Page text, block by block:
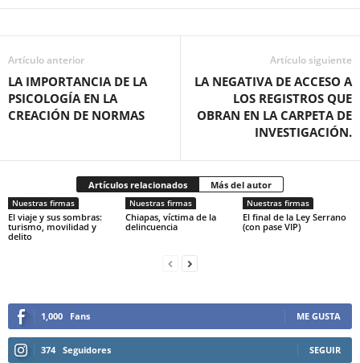
Artículo anterior
LA IMPORTANCIA DE LA
PSICOLOGÍA EN LA
CREACIÓN DE NORMAS
Artículo siguiente
LA NEGATIVA DE ACCESO A
LOS REGISTROS QUE
OBRAN EN LA CARPETA DE
INVESTIGACIÓN.
Artículos relacionados Más del autor
Nuestras firmas
El viaje y sus sombras:
turismo, movilidad y
delito
Nuestras firmas
Chiapas, víctima de la
delincuencia
Nuestras firmas
El final de la Ley Serrano
(con pase VIP)
1,000 Fans ME GUSTA
374 Seguidores SEGUIR